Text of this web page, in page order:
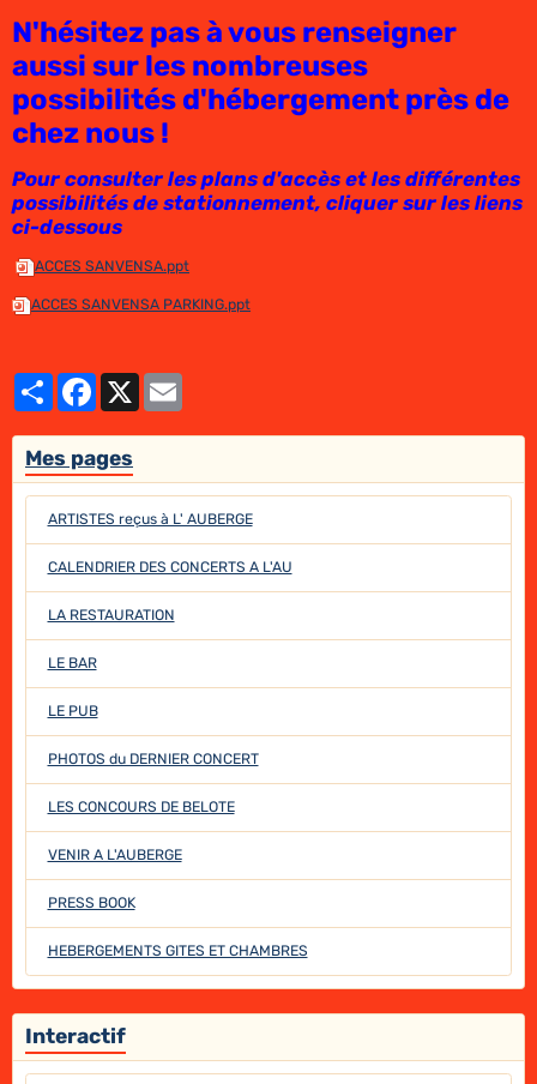
N'hésitez pas à vous renseigner
aussi sur les nombreuses
possibilités d'hébergement près de
chez nous !
Pour consulter les plans d'accès et les différentes
possibilités de stationnement, cliquer sur les liens
ci-dessous
ACCES SANVENSA.ppt
ACCES SANVENSA PARKING.ppt
PartagerFacebook
X
Mes pages
ARTISTES reçus à L' AUBERGE
CALENDRIER DES CONCERTS A L'AU
LA RESTAURATION
LE BAR
LE PUB
PHOTOS du DERNIER CONCERT
LES CONCOURS DE BELOTE
VENIR A L'AUBERGE
PRESS BOOK
HEBERGEMENTS GITES ET CHAMBRES
Interactif